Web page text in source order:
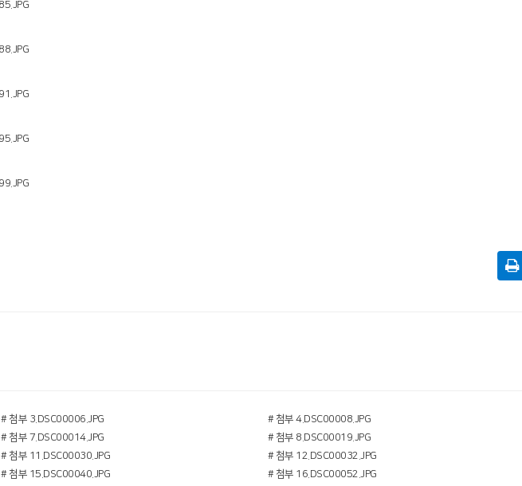
# 첨부 3.DSC00006.JPG
# 첨부 4.DSC00008.JPG
# 첨부 7.DSC00014.JPG
# 첨부 8.DSC00019.JPG
# 첨부 11.DSC00030.JPG
# 첨부 12.DSC00032.JPG
# 첨부 15.DSC00040.JPG
# 첨부 16.DSC00052.JPG